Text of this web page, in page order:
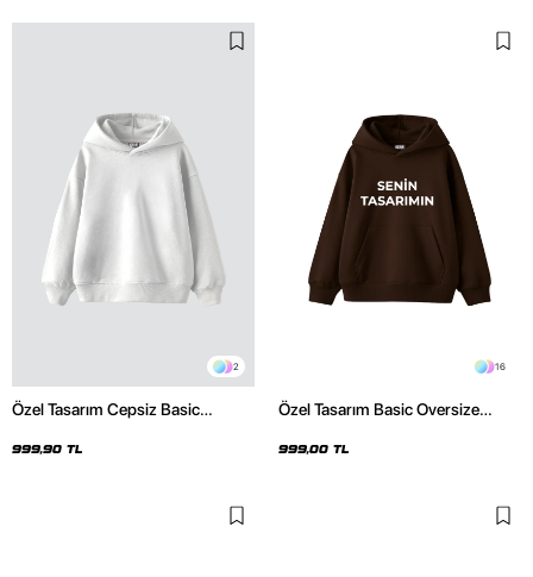
2
Özel Tasarım Cepsiz Basic
Hoodie
999,90 TL
16
Özel Tasarım Basic Oversize
999,00 TL